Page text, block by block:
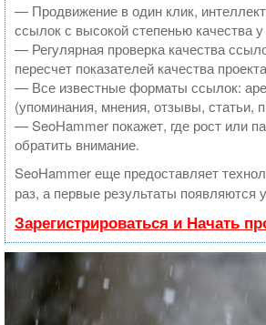
— Продвижение в один клик,
ссылок с высокой степенью качества
— Регулярная проверка качества
пересчет показателей качества
— Все известные форматы ссылок:
(упоминания, мнения, отзывы, статьи,
— SeoHammer покажет, где рост или
обратить внимание.
SeoHammer еще предоставляет
раз, а первые результаты появляются
Зарегистрироваться и Начать